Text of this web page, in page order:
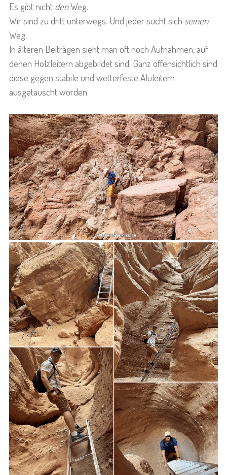
Es gibt nicht denWeg.
Wir sind zu dritt unterwegs. Und jeder sucht sich seinen
Weg.
In älteren Beiträgen sieht man oft noch Aufnahmen, auf
denen Holzleitern abgebildet sind. Ganz offensichtlich sind
diese gegen stabile und wetterfeste Aluleitern
ausgetauscht worden.